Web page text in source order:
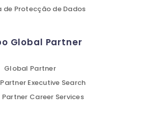
de Protecção de Dados
Global Partner
Global Partner
Executive Search
Career Services